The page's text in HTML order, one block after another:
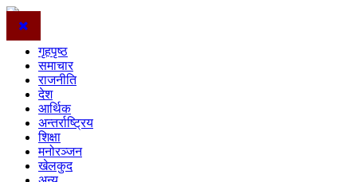
गृहपृष्ठ
समाचार
राजनीति
देश
आर्थिक
अन्तर्राष्ट्रिय
शिक्षा
मनोरञ्जन
खेलकुद